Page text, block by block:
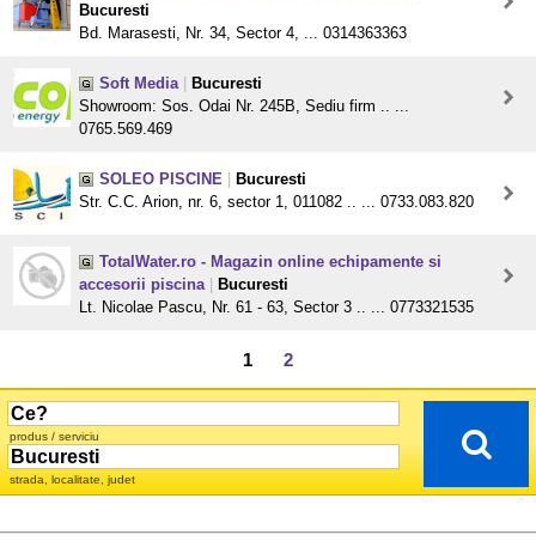
Bucuresti
Bd. Marasesti, Nr. 34, Sector 4, ... 0314363363
Soft Media
Bucuresti
Showroom: Sos. Odai Nr. 245B, Sediu firm .. ...
0765.569.469
SOLEO PISCINE
Bucuresti
Str. C.C. Arion, nr. 6, sector 1, 011082 .. ... 0733.083.820
TotalWater.ro - Magazin online echipamente si
accesorii piscina
Bucuresti
Lt. Nicolae Pascu, Nr. 61 - 63, Sector 3 .. ... 0773321535
1 2
produs / serviciu
strada, localitate, judet